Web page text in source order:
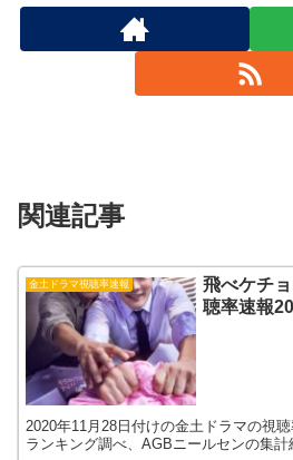
関連記事
金土ドラマ視聴率速報
飛べケチ
聴率速報
2020年11月28日付けの金土ドラマの視
ランキング調べ、AGBニールセンの集計